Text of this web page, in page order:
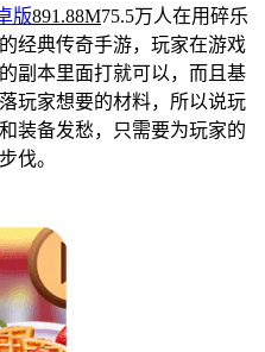
版891.88M75.5万人在用碎乐
经典传奇手游，玩家在游戏
副本里面打就可以，而且基
玩家想要的材料，所以说玩
装备发愁，只需要为玩家的
伐。